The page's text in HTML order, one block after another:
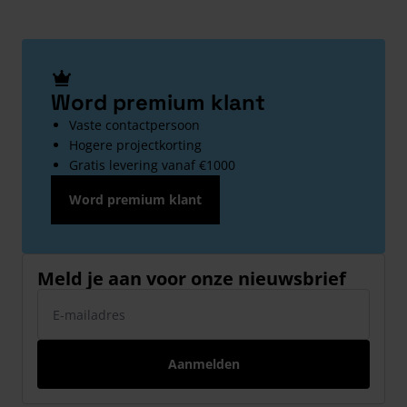
Word premium klant
Vaste contactpersoon
Hogere projectkorting
Gratis levering vanaf €1000
Word premium klant
Meld je aan voor onze nieuwsbrief
Aanmelden